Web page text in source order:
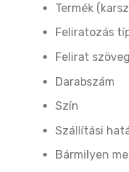
Termék
Feliratozás
Felirat
Darabszám
Szín
Szállítási
Bármilyen